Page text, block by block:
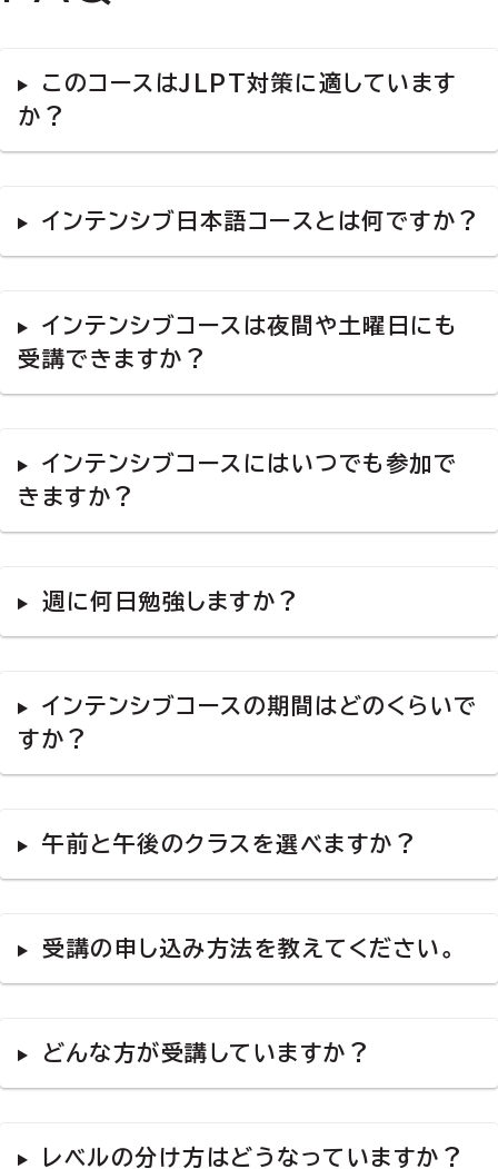
このコースはJLPT対策に適しています
か？
インテンシブ日本語コースとは何ですか？
インテンシブコースは夜間や土曜日にも
受講できますか？
インテンシブコースにはいつでも参加で
きますか？
週に何日勉強しますか？
インテンシブコースの期間はどのくらいで
すか？
午前と午後のクラスを選べますか？
受講の申し込み方法を教えてください。
どんな方が受講していますか？
レベルの分け方はどうなっていますか？